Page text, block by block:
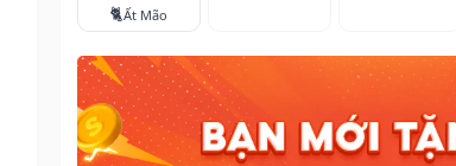
🐈Ất Mão